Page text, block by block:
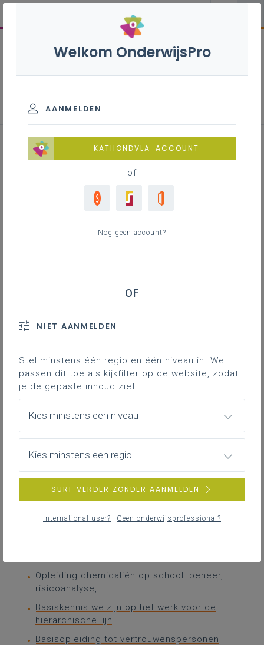
Kwaliteitszorg en strategisch beleid
Begeleidingstrajecten
Vormingen
Welzijn op het werk
aanspreekpunt informatieveiligheid
(AIV&P) & privacy of I&P-coördinator
(IPCO)
Leernetwerkdag aanspreekpunt
informatieveiligheid
Opleiding basiskennis preventieadviseur
Opleiding basiskennis preventieadviseur
Opleiding chemicaliën op school: beheer,
risicoanalyse, ...
Basiskennis welzijn op het werk voor de
hiërarchische lijn
Basisopleiding tot vertrouwenspersonen
Welkom OnderwijsPro
AANMELDEN
KATHONDVLA-ACCOUNT
of
Nog geen account?
NIET AANMELDEN
Stel minstens één regio en één niveau in. We
passen dit toe als kijkfilter op de website, zodat
je de gepaste inhoud ziet.
Kies minstens een niveau
Kies minstens een regio
SURF VERDER ZONDER AANMELDEN
International user? Geen onderwijsprofessional?